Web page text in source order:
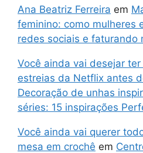
Ana Beatriz Ferreira em
feminino: como mulheres
redes sociais e faturando
Você ainda vai desejar
estreias da Netflix antes
Decoração de unhas
séries: 15 inspirações
Você ainda vai querer
mesa em crochê em